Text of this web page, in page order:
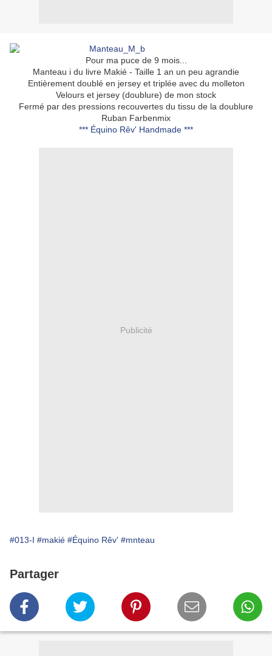
Pour ma puce de 9 mois...
Manteau i du livre Makié - Taille 1 an un peu agrandie
Entièrement doublé en jersey et triplée avec du molleton
Velours et jersey (doublure) de mon stock
Fermé par des pressions recouvertes du tissu de la doublure
Ruban Farbenmix
*** Équino Rêv' Handmade ***
Publicité
#013-I #makié #Équino Rêv' #mnteau
Partager